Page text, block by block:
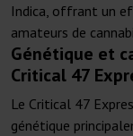
Indica, offrant un
amateurs de
Génétique et
Critical 47
Le Critical 47
génétique